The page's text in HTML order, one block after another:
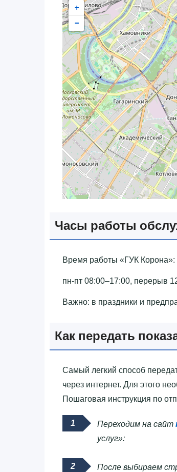
+
−
Часы работы
Время работы «‎ГУК Корона»‎:
пн-пт 08:00–17:00, перерыв
Важно: в праздники и
Как передать
Самый легкий способ
через интернет. Для этого
Пошаговая инструкция по
Переходим на сайт
услуг»:
После выбираем